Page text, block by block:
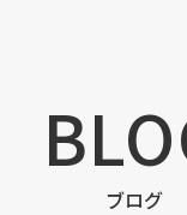
ブログ